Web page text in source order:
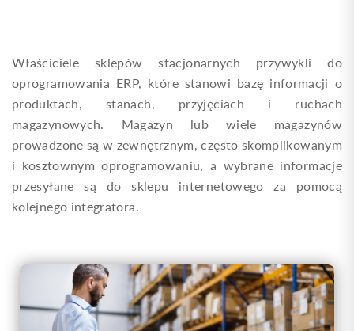
Właściciele sklepów stacjonarnych przywykli do
oprogramowania ERP, które stanowi bazę informacji o
produktach, stanach, przyjęciach i ruchach
magazynowych. Magazyn lub wiele magazynów
prowadzone są w zewnętrznym, często skomplikowanym
i kosztownym oprogramowaniu, a wybrane informacje
przesyłane są do sklepu internetowego za pomocą
kolejnego integratora.